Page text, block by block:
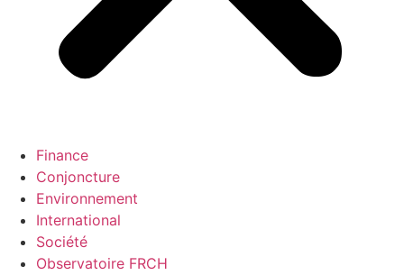
Finance
Conjoncture
Environnement
International
Société
Observatoire FRCH